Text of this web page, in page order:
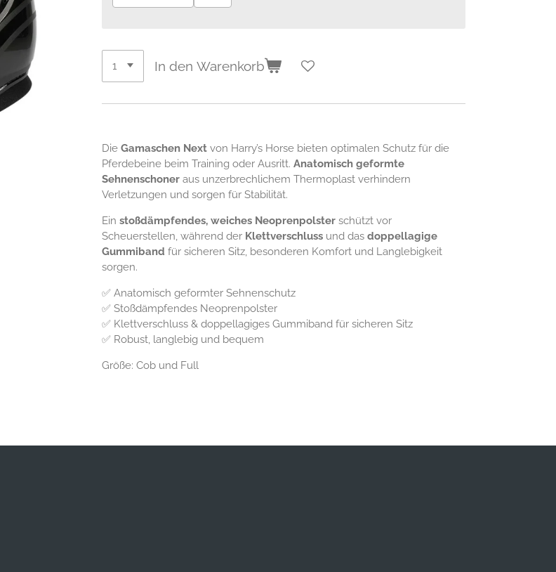
In den Warenkorb
Die Gamaschen Next von Harry’s Horse bieten optimalen Schutz für die
Pferdebeine beim Training oder Ausritt. Anatomisch geformte
Sehnenschoner aus unzerbrechlichem Thermoplast verhindern
Verletzungen und sorgen für Stabilität.
Ein stoßdämpfendes, weiches Neoprenpolster schützt vor
Scheuerstellen, während der Klettverschluss und das doppellagige
Gummiband für sicheren Sitz, besonderen Komfort und Langlebigkeit
sorgen.
✅ Anatomisch geformter Sehnenschutz
✅ Stoßdämpfendes Neoprenpolster
✅ Klettverschluss & doppellagiges Gummiband für sicheren Sitz
✅ Robust, langlebig und bequem
Größe: Cob und Full